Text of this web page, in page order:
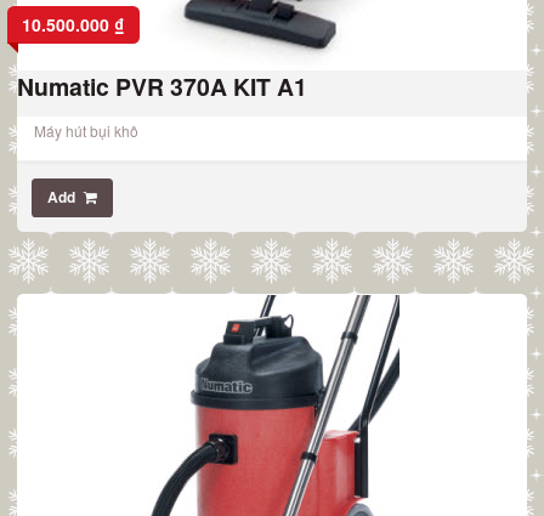
10.500.000 ₫
Numatic PVR 370A KIT A1
Máy hút bụi khô
Add